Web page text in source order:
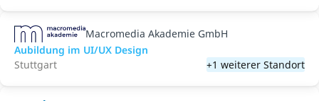
Macromedia Akademie GmbH
Aubildung im UI/UX Design
Stuttgart
+1 weiterer Standort